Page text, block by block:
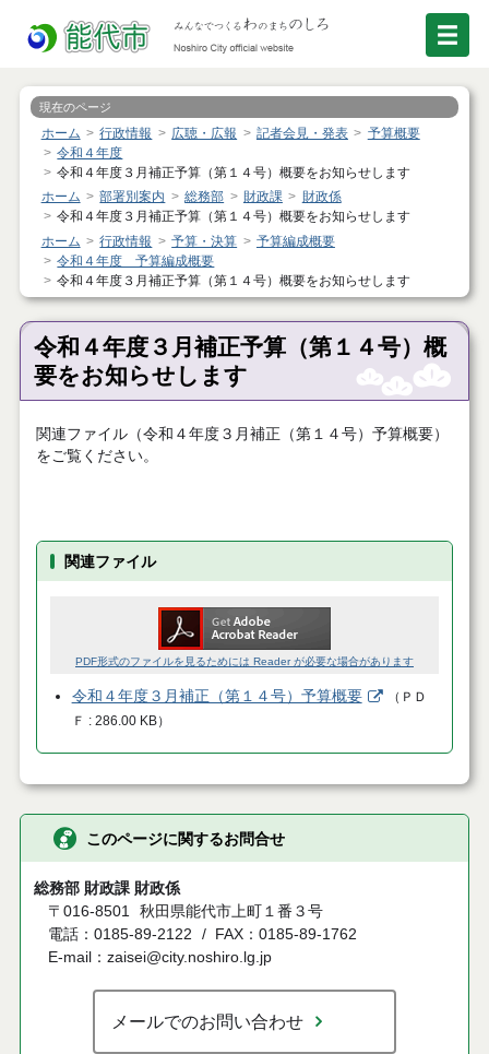
現在のページ
ホーム 行政情報 広聴・広報 記者会見・発表
予算概要
令和４年度
令和４年度３月補正予算（第１４号）概要をお知らせします
ホーム
部署別案内 総務部 財政課
財政係
令和４年度３月補正予算（第１４号）概要をお知らせします
ホーム
行政情報 予算・決算
予算編成概要
令和４年度 予算編成概要
令和４年度３月補正予算（第１４号）概要をお知らせします
令和４年度３月補正予算（第１４号）概
要をお知らせします
関連ファイル（令和４年度３月補正（第１４号）予算概要）
をご覧ください。
関連ファイル
PDF形式のファイルを見るためには Reader が必要な場合があります
令和４年度３月補正（第１４号）予算概要 （ ＰＤ
Ｆ
286.00 KB）
このページに関するお問合せ
総務部 財政課 財政係
〒016-8501 秋田県能代市上町１番３号
電話：0185-89-2122
FAX：0185-89-1762
E-mail：zaisei@city.noshiro.lg.jp
メールでのお問い合わせ